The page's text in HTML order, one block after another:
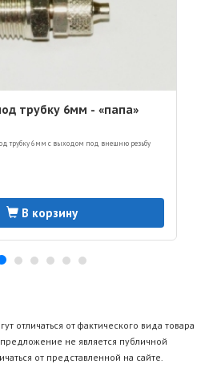
трубку 6мм - «папа»
трубку 6мм с выходом под внешню резьбу
В корзину
отличаться от фактического вида товара
не является публичной
от представленной на сайте.